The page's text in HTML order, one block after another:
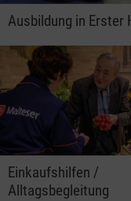
Ausbildung in Erster
Einkaufshilfen /
Alltagsbegleitung